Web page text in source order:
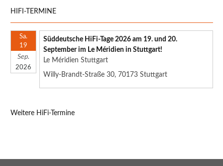
HIFI-TERMINE
Sa.
19
Sep.
2026
Süddeutsche HiFi-Tage 2026 am 19. und 20.
September im Le Méridien in Stuttgart!
Le Méridien Stuttgart
Willy-Brandt-Straße 30, 70173 Stuttgart
Weitere HiFi-Termine